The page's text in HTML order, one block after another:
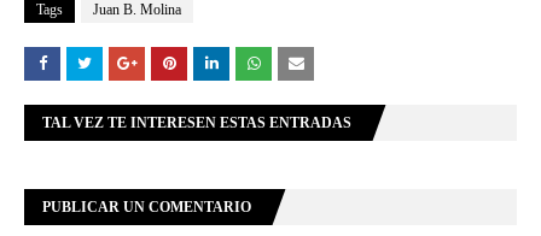
Tags Juan B. Molina
TAL VEZ TE INTERESEN ESTAS ENTRADAS
PUBLICAR UN COMENTARIO